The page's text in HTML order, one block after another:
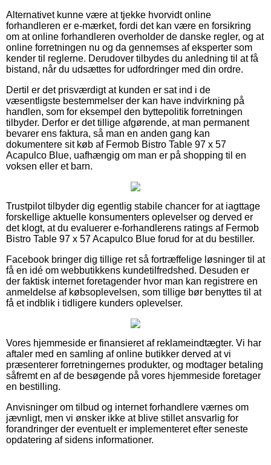
Alternativet kunne være at tjekke hvorvidt online
forhandleren er e-mærket, fordi det kan være en forsikring
om at online forhandleren overholder de danske regler, og at
online forretningen nu og da gennemses af eksperter som
kender til reglerne. Derudover tilbydes du anledning til at få
bistand, når du udsættes for udfordringer med din ordre.
Dertil er det prisværdigt at kunden er sat ind i de
væsentligste bestemmelser der kan have indvirkning på
handlen, som for eksempel den byttepolitik forretningen
tilbyder. Derfor er det tillige afgørende, at man permanent
bevarer ens faktura, så man en anden gang kan
dokumentere sit køb af Fermob Bistro Table 97 x 57
Acapulco Blue, uafhængig om man er på shopping til en
voksen eller et barn.
Trustpilot tilbyder dig egentlig stabile chancer for at iagttage
forskellige aktuelle konsumenters oplevelser og derved er
det klogt, at du evaluerer e-forhandlerens ratings af Fermob
Bistro Table 97 x 57 Acapulco Blue forud for at du bestiller.
Facebook bringer dig tillige ret så fortræffelige løsninger til at
få en idé om webbutikkens kundetilfredshed. Desuden er
der faktisk internet foretagender hvor man kan registrere en
anmeldelse af købsoplevelsen, som tillige bør benyttes til at
få et indblik i tidligere kunders oplevelser.
Vores hjemmeside er finansieret af reklameindtægter. Vi har
aftaler med en samling af online butikker derved at vi
præsenterer forretningernes produkter, og modtager betaling
såfremt en af de besøgende på vores hjemmeside foretager
en bestilling.
Anvisninger om tilbud og internet forhandlere værnes om
jævnligt, men vi ønsker ikke at blive stillet ansvarlig for
forandringer der eventuelt er implementeret efter seneste
opdatering af sidens informationer.